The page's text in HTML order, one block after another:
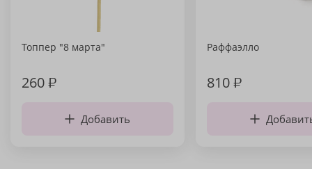
Топпер "8 марта"
260₽
Добавить
Раффаэлло
810₽